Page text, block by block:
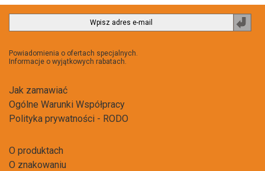
Powiadomienia o ofertach specjalnych.
Informacje o wyjątkowych rabatach.
Jak zamawiać
Ogólne Warunki Współpracy
Polityka prywatności - RODO
O produktach
O znakowaniu